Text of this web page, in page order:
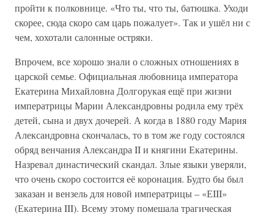
пройти к полковнице. «Что ты, что ты, батюшка. Уходи
скорее, сюда скоро сам царь пожалует». Так и ушёл ни с
чем, хохотали салонные остряки.
Впрочем, все хорошо знали о сложных отношениях в
царской семье. Официальная любовница императора
Екатерина Михайловна Долгорукая ещё при жизни
императрицы Марии Александровны родила ему трёх
детей, сына и двух дочерей. А когда в 1880 году Мария
Александровна скончалась, то в том же году состоялся
обряд венчания Александра II и княгини Екатерины.
Назревал династический скандал. Злые языки уверяли,
что очень скоро состоится её коронация. Будто бы был
заказан и вензель для новой императрицы – «ЕIII»
(Екатерина III). Всему этому помешала трагическая